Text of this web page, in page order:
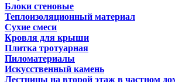
Блоки стеновые
Теплоизоляционный материал
Сухие смеси
Кровля для крыши
Плитка тротуарная
Пиломатериалы
Искусственный камень
Лестницы на второй этаж в частном